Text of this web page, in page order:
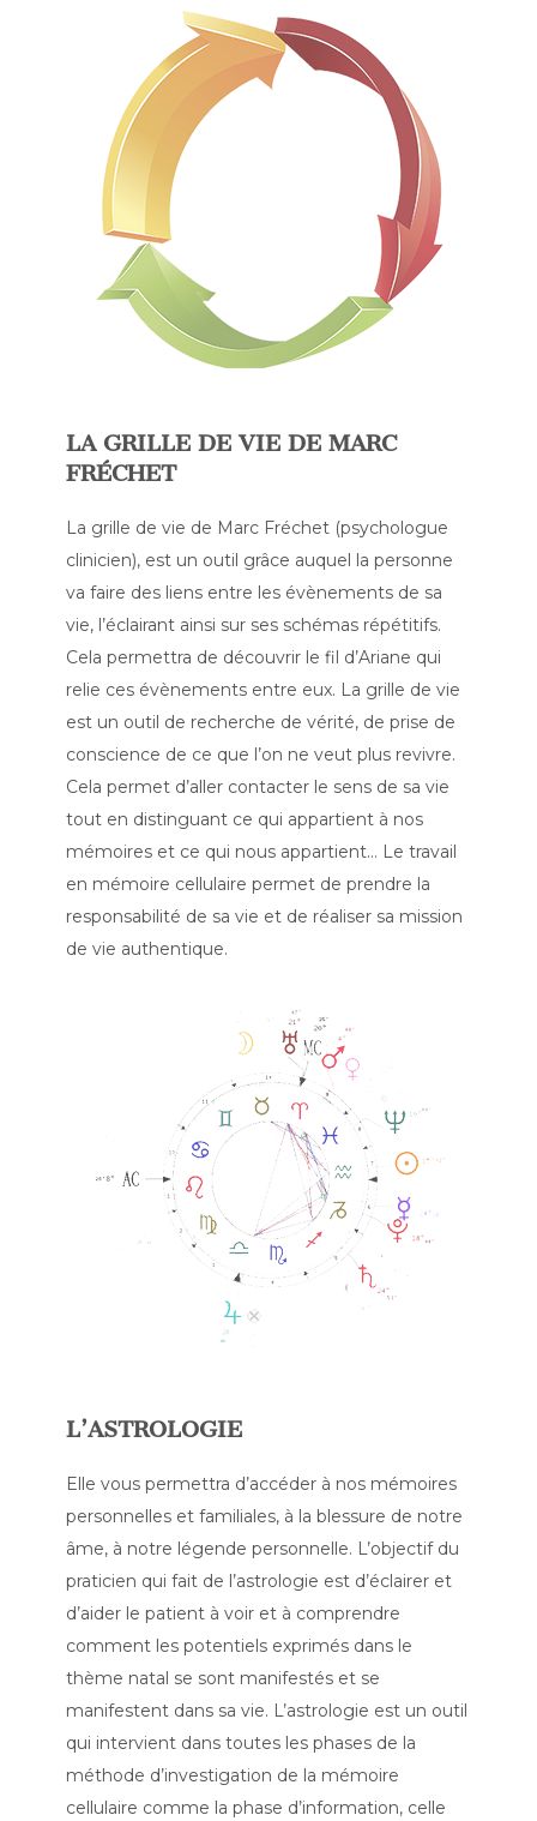
LA GRILLE DE VIE DE MARC
FRÉCHET
La grille de vie de Marc Fréchet (psychologue
clinicien), est un outil grâce auquel la personne
va faire des liens entre les évènements de sa
vie, l’éclairant ainsi sur ses schémas répétitifs.
Cela permettra de découvrir le fil d’Ariane qui
relie ces évènements entre eux. La grille de vie
est un outil de recherche de vérité, de prise de
conscience de ce que l’on ne veut plus revivre.
Cela permet d’aller contacter le sens de sa vie
tout en distinguant ce qui appartient à nos
mémoires et ce qui nous appartient… Le travail
en mémoire cellulaire permet de prendre la
responsabilité de sa vie et de réaliser sa mission
de vie authentique.
L’ASTROLOGIE
Elle vous permettra d’accéder à nos mémoires
personnelles et familiales, à la blessure de notre
âme, à notre légende personnelle. L’objectif du
praticien qui fait de l’astrologie est d’éclairer et
d’aider le patient à voir et à comprendre
comment les potentiels exprimés dans le
thème natal se sont manifestés et se
manifestent dans sa vie. L’astrologie est un outil
qui intervient dans toutes les phases de la
méthode d’investigation de la mémoire
cellulaire comme la phase d’information, celle